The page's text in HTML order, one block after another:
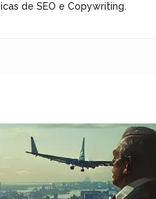
de SEO e Copywriting.